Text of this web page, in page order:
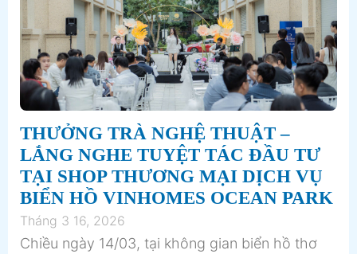
THƯỞNG TRÀ NGHỆ THUẬT –
LẮNG NGHE TUYỆT TÁC ĐẦU TƯ
TẠI SHOP THƯƠNG MẠI DỊCH VỤ
BIỂN HỒ VINHOMES OCEAN PARK
Tháng 3 16, 2026
Chiều ngày 14/03, tại không gian biển hồ thơ